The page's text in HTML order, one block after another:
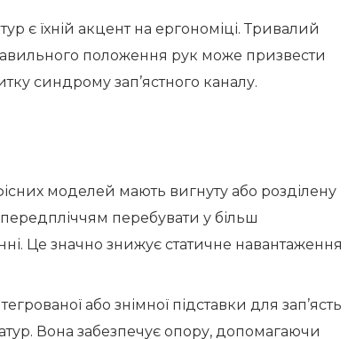
є їхній акцент на ергономіці. Тривалий
положення рук може призвести
синдрому зап’ястного каналу.
моделей мають вигнуту або розділену
перебувати у більш
Це значно знижує статичне навантаження
або знімної підставки для зап’ясть
Вона забезпечує опору, допомагаючи